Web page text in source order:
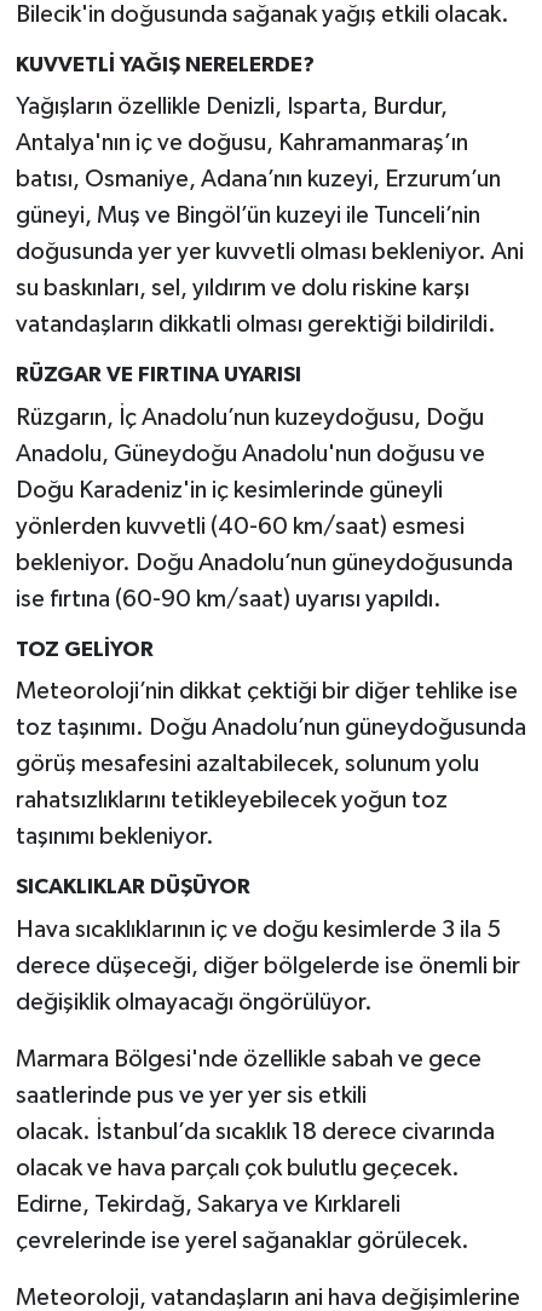
Bilecik'in doğusunda sağanak yağış etkili olacak.
KUVVETLİ YAĞIŞ NERELERDE?
Yağışların özellikle Denizli, Isparta, Burdur,
Antalya'nın iç ve doğusu, Kahramanmaraş’ın
batısı, Osmaniye, Adana’nın kuzeyi, Erzurum’un
güneyi, Muş ve Bingöl’ün kuzeyi ile Tunceli’nin
doğusunda yer yer kuvvetli olması bekleniyor. Ani
su baskınları, sel, yıldırım ve dolu riskine karşı
vatandaşların dikkatli olması gerektiği bildirildi.
RÜZGAR VE FIRTINA UYARISI
Rüzgarın, İç Anadolu’nun kuzeydoğusu, Doğu
Anadolu, Güneydoğu Anadolu'nun doğusu ve
Doğu Karadeniz'in iç kesimlerinde güneyli
yönlerden kuvvetli (40-60 km/saat) esmesi
bekleniyor. Doğu Anadolu’nun güneydoğusunda
ise fırtına (60-90 km/saat) uyarısı yapıldı.
TOZ GELİYOR
Meteoroloji’nin dikkat çektiği bir diğer tehlike ise
toz taşınımı. Doğu Anadolu’nun güneydoğusunda
görüş mesafesini azaltabilecek, solunum yolu
rahatsızlıklarını tetikleyebilecek yoğun toz
taşınımı bekleniyor.
SICAKLIKLAR DÜŞÜYOR
Hava sıcaklıklarının iç ve doğu kesimlerde 3 ila 5
derece düşeceği, diğer bölgelerde ise önemli bir
değişiklik olmayacağı öngörülüyor.
Marmara Bölgesi'nde özellikle sabah ve gece
saatlerinde pus ve yer yer sis etkili
olacak. İstanbul’da sıcaklık 18 derece civarında
olacak ve hava parçalı çok bulutlu geçecek.
Edirne, Tekirdağ, Sakarya ve Kırklareli
çevrelerinde ise yerel sağanaklar görülecek.
Meteoroloji, vatandaşların ani hava değişimlerine